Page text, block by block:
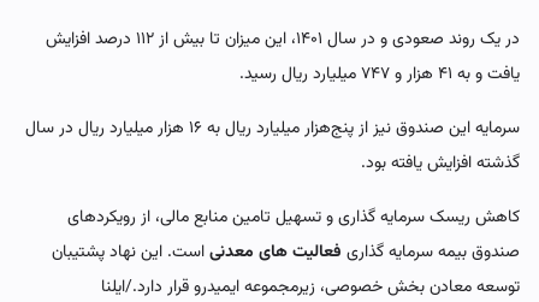
در یک روند صعودی و در سال ۱۴۰۱، این میزان تا بیش از ۱۱۲ درصد افزایش
یافت و به ۴۱ هزار و ۷۴۷ میلیارد ریال رسید.
سرمایه این صندوق نیز از پنج‌هزار میلیارد ریال به ۱۶ هزار میلیارد ریال در سال
گذشته افزایش یافته بود.
کاهش ریسک سرمایه گذاری و تسهیل تامین منابع مالی، از رویکردهای
صندوق بیمه سرمایه گذاری فعالیت های معدنیاست. این نهاد پشتیبان
توسعه معادن بخش خصوصی، زیرمجموعه ایمیدرو قرار دارد./ایلنا